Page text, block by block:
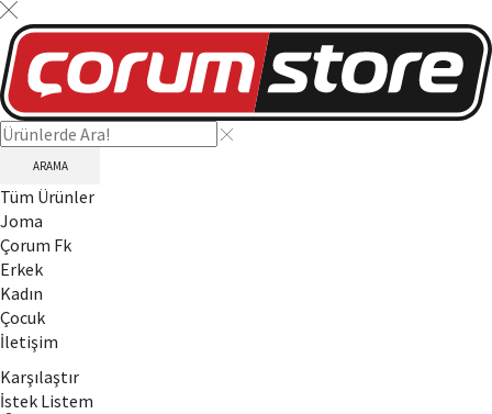
ARAMA
Tüm Ürünler
Joma
Çorum Fk
Erkek
Kadın
Çocuk
İletişim
Karşılaştır
İstek Listem